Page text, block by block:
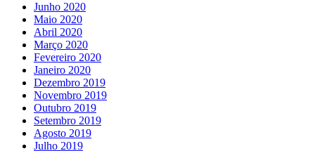
Junho 2020
Maio 2020
Abril 2020
Março 2020
Fevereiro 2020
Janeiro 2020
Dezembro 2019
Novembro 2019
Outubro 2019
Setembro 2019
Agosto 2019
Julho 2019